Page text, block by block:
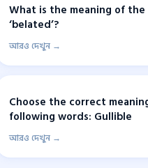
What is the meaning of
‘belated’?
আরও দেখুন →
Choose the correct
following words: Gullible
আরও দেখুন →